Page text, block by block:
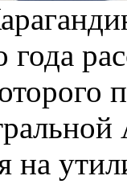
года
на